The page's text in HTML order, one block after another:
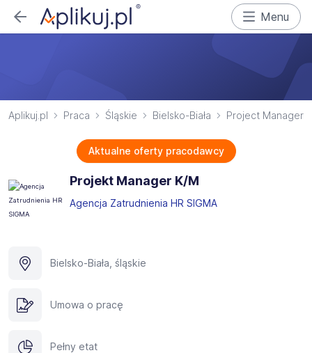
Menu
Aplikuj.pl Praca Śląskie Bielsko-Biała Project Manager
Aktualne oferty pracodawcy
Projekt Manager K/M
Agencja Zatrudnienia HR SIGMA
Bielsko-Biała, śląskie
Umowa o pracę
Pełny etat